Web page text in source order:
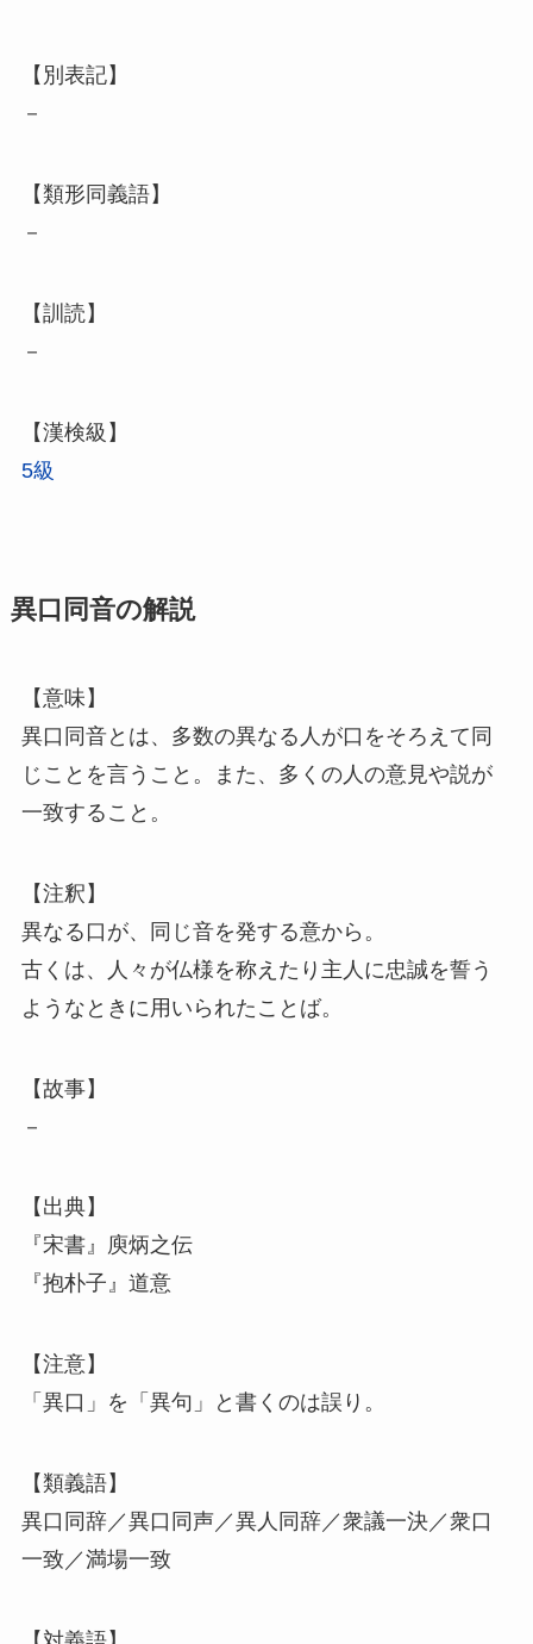
【別表記】
－
【類形同義語】
－
【訓読】
－
【漢検級】
5級
異口同音の解説
【意味】
異口同音とは、多数の異なる人が口をそろえて同
じことを言うこと。また、多くの人の意見や説が
一致すること。
【注釈】
異なる口が、同じ音を発する意から。
古くは、人々が仏様を称えたり主人に忠誠を誓う
ようなときに用いられたことば。
【故事】
－
【出典】
『宋書』庾炳之伝
『抱朴子』道意
【注意】
「異口」を「異句」と書くのは誤り。
【類義語】
異口同辞／異口同声／異人同辞／衆議一決／衆口
一致／満場一致